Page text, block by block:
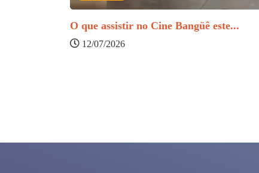
O que assistir no Cine Bangüê este...
12/07/2026